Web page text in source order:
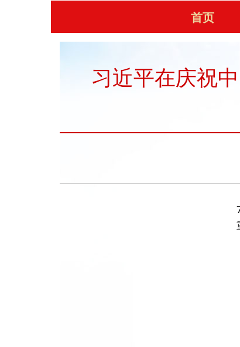
首页
习近平在庆祝